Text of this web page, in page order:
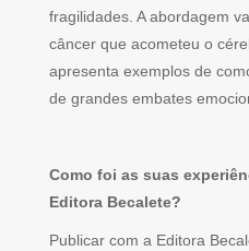
fragilidades. A abordagem
câncer que acometeu o
apresenta exemplos de
de grandes embates
Como foi as suas
Editora Becalete?
Publicar com a Editora